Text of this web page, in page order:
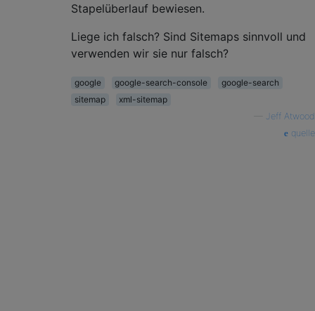
Stapelüberlauf bewiesen.
Liege ich falsch? Sind Sitemaps sinnvoll und
verwenden wir sie nur falsch?
google google-search-console
google-search
sitemap
xml-sitemap
Jeff Atwood
quelle